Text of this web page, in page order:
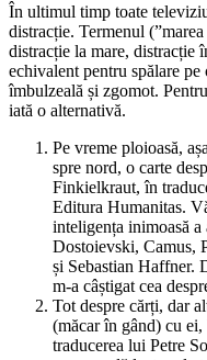
În ultimul timp toate
distracție. Termenul
distracție la mare, distracție
echivalent pentru spălare
îmbulzeală și zgomot.
iată o alternativă.
Pe vreme ploioasă,
spre nord, o carte
Finkielkraut, în
Editura Humanitas.
inteligența inimoasă
Dostoievski, Camus,
și Sebastian Haffner.
m-a câștigat cea
Tot despre cărți, dar
(măcar în gând) cu ei,
traducerea lui Petre